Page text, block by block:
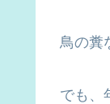
鳥の糞
でも、